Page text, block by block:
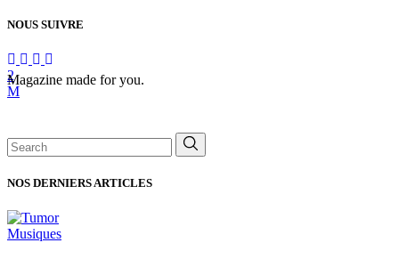
NOUS SUIVRE
Magazine made for you.
Search
for:
NOS DERNIERS ARTICLES
Musiques